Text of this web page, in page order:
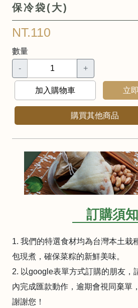
保冷袋(大)
NT.110
數量
-
+
加入購物車 立
購買其他商品
訂購須知
1. 我們的特選食材均為台灣本土栽
包現煮，確保菜粽的新鮮美味。
2. 以google表單方式訂購的朋友，
內完成匯款動作，逾期會視同棄單
謝謝您！